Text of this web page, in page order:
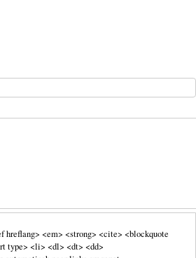
hreflang> <em> <strong> <cite> <blockquote
type> <li> <dl> <dt> <dd>